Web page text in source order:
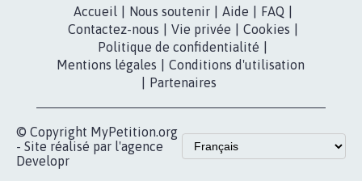
Accueil Nous soutenir Aide FAQ
Contactez-nous
Vie privée Cookies
Politique de confidentialité
Mentions légales
Conditions d'utilisation
Partenaires
© Copyright MyPetition.org
- Site réalisé par l'agence
Developr